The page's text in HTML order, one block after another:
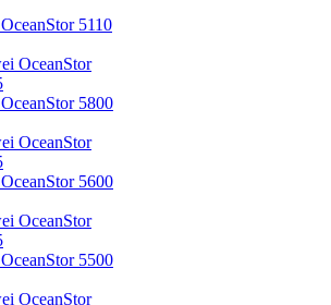
5110
5800
5600
5500